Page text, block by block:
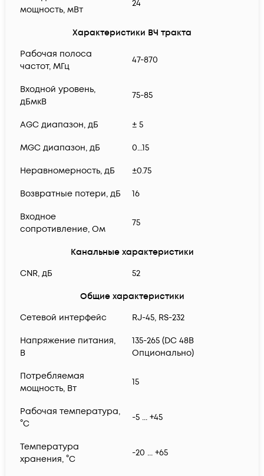
мощность, мВт
24
Характеристики ВЧ тракта
Рабочая полоса
частот, МГц
47-870
Входной уровень,
дБмкВ
75-85
AGC диапазон, дБ ± 5
MGC диапазон, дБ 0...15
Неравномерность, дБ ±0.75
Возвратные потери, дБ 16
Входное
сопротивление, Ом
75
Канальные характеристики
CNR, дБ
52
Общие характеристики
Сетевой интерфейс
RJ-45, RS-232
Напряжение питания,
В
135-265 (DC 48В
Опционально)
Потребляемая
мощность, Вт
15
Рабочая температура,
°С
-5 ... +45
Температура
хранения, °С
-20 ... +65